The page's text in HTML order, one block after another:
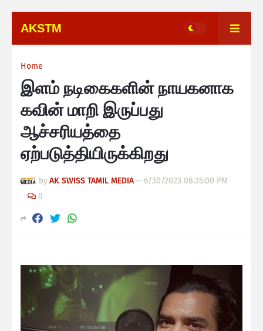
AKSTM
Home
இளம் நடிகைகளின் நாயகனாக
கவின் மாறி இருப்பது
ஆச்சரியத்தை
ஏற்படுத்தியிருக்கிறது
byAK SWISS TAMIL MEDIA— 6/30/2023 08:35:00 PM
0